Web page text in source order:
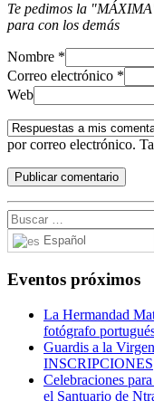
Te pedimos la
para con los demás
Nombre *
Correo electrónico *
Web
por correo electrónico.
Español
Eventos próximos
La Hermandad
fotógrafo
Guardis a la
INSCRIPCIONES
Celebraciones
el Santuario de